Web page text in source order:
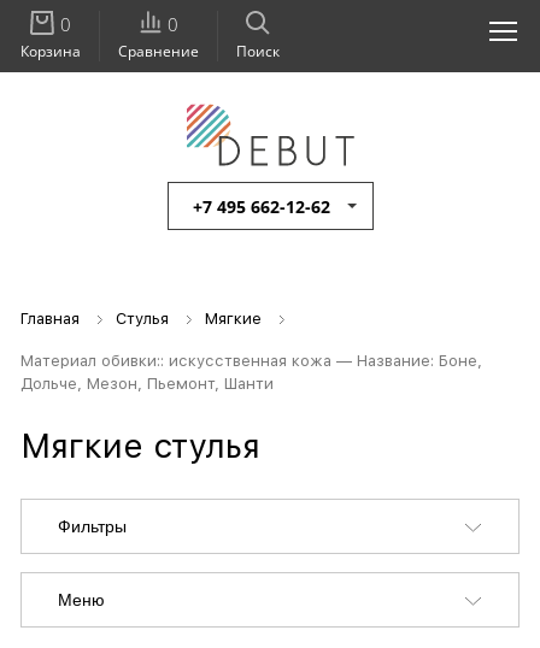
+7 495 662-12-62
Поиск
0
Сравнение
0
Корзина
Главная Стулья Мягкие
Материал обивки:: искусственная кожа — Название: Боне,
Дольче, Мезон, Пьемонт, Шанти
Мягкие стулья
Фильтры
Меню